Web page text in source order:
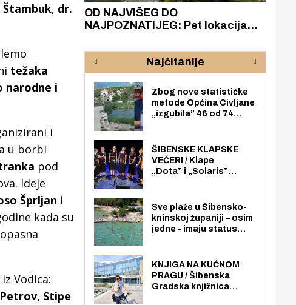
Štambuk, dr.
težaka
narodne i
i
u borbi
pod
Ideje
Šprljan i
kada su
Vodica:
Stipe
OD NAJVIŠEG DO
NAJPOZNATIJEG: Pet lokacija
rijeke Krke
Najčitanije
Zbog nove statističke
metode Općina Civljane
„izgubila” 46 od 74
nego radno sposobnih
osoba među svojih 170
stanovnika.
ŠIBENSKE KLAPSKE
VEČERI / Klape
„Dota” i „Solaris”
loži
Sve plaže u Šibensko-
kninskoj županiji – osim
jedne - imaju status
općoj upotrebi. Pristup
je slobodan i besplatan
za sve građane i
KNJIGA NA KUĆNOM
PRAGU / Šibenska
Gradska knjižnica